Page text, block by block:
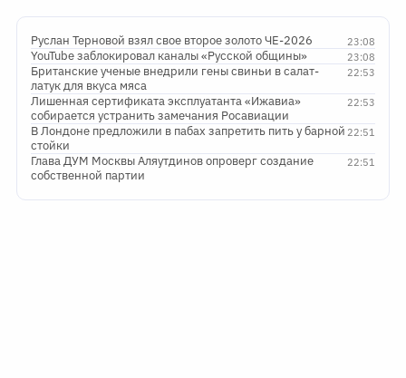
23:08
Руслан Терновой взял свое второе золото ЧЕ-2026
23:08
YouTube заблокировал каналы «Русской общины»
22:53
Британские ученые внедрили гены свиньи в салат-
латук для вкуса мяса
22:53
Лишенная сертификата эксплуатанта «Ижавиа»
собирается устранить замечания Росавиации
22:51
В Лондоне предложили в пабах запретить пить у барной
стойки
22:51
Глава ДУМ Москвы Аляутдинов опроверг создание
собственной партии